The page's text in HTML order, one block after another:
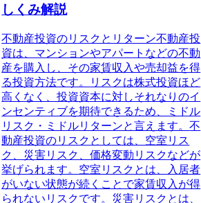
しくみ解説
不動産投資のリスクとリターン不動産投
資は、マンションやアパートなどの不動
産を購入し、その家賃収入や売却益を得
る投資方法です。
リスクは株式投資ほど
高くなく、投資資本に対しそれなりのイ
ンセンティブを期待できるため、ミドル
リスク・ミドルリターンと言えます。不
動産投資のリスクとしては、空室リス
ク、災害リスク、価格変動リスクなどが
挙げられます。空室リスクとは、入居者
がいない状態が続くことで家賃収入が得
られないリスクです。災害リスクとは、